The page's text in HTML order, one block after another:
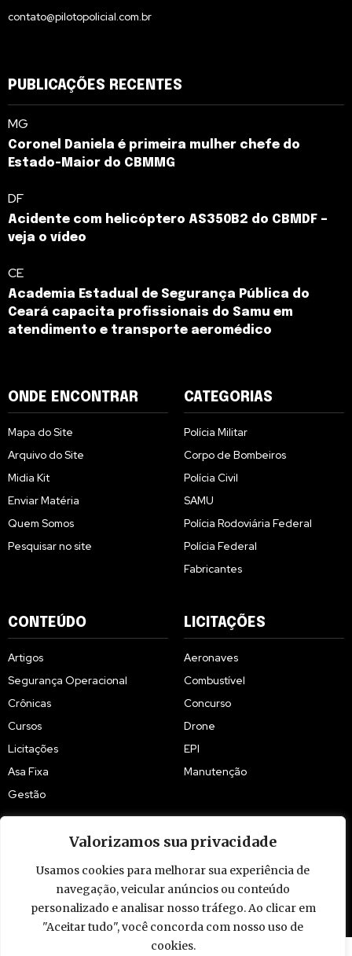
Valorizamos sua privacidade
Usamos cookies para melhorar sua experiência de
navegação, veicular anúncios ou conteúdo
personalizado e analisar nosso tráfego. Ao clicar em
"Aceitar tudo", você concorda com nosso uso de
cookies.
contato@pilotopolicial.com.br
PUBLICAÇÕES RECENTES
MG
Coronel Daniela é primeira mulher chefe do
Estado-Maior do CBMMG
DF
Acidente com helicóptero AS350B2 do CBMDF –
veja o vídeo
CE
Academia Estadual de Segurança Pública do
Ceará capacita profissionais do Samu em
atendimento e transporte aeromédico
ONDE ENCONTRAR
Mapa do Site
Arquivo do Site
Midia Kit
Enviar Matéria
Quem Somos
Pesquisar no site
CATEGORIAS
Polícia Militar
Corpo de Bombeiros
Polícia Civil
SAMU
Polícia Rodoviária Federal
Polícia Federal
Fabricantes
CONTEÚDO
Artigos
Segurança Operacional
Crônicas
Cursos
Licitações
Asa Fixa
Gestão
LICITAÇÕES
Aeronaves
Combustível
Concurso
Drone
EPI
Manutenção
© 2009 - 2026 Piloto Policial. Todos os direitos reservados. Brasil.